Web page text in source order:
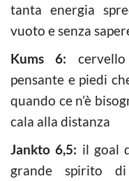
tanta energia
vuoto e senza
Kums 6:
pensante e piedi
quando ce n’è
cala alla distanza
Jankto 6,5: il goal
grande spirito